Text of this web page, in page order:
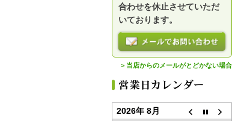
合わせを休止させていただ
いております。
> 当店からのメールがとどかない場合
2026年 8月